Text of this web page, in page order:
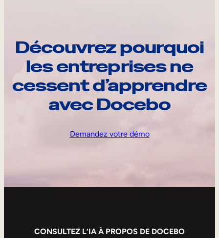
Découvrez pourquoi
les entreprises ne
cessent d’apprendre
avec Docebo
Demandez votre démo
CONSULTEZ L’IA À PROPOS DE DOCEBO